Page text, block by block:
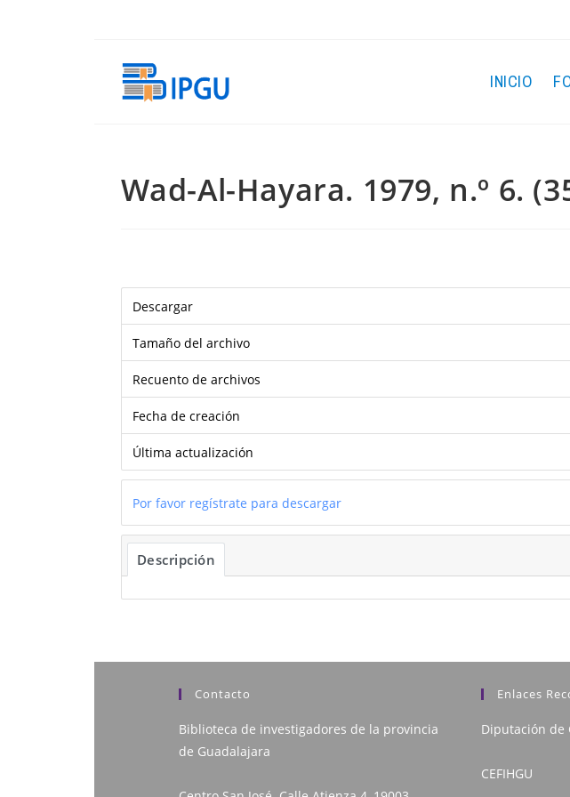
INICIO
Wad-Al-Hayara. 1979, n.º 6.
Descargar
Tamaño del archivo
Recuento de archivos
Fecha de creación
Última actualización
Por favor regístrate para descargar
Descripción
Contacto
Biblioteca de investigadores de la provincia
de Guadalajara
Enlaces
Diputación de
CEFIHGU